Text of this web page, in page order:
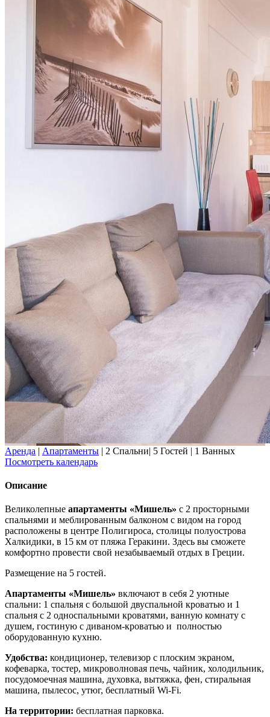
Аренда | Апартаменты | 2 Спальни| 5 Гостей | 1 Ванных
Посмотреть календарь
Описание
Великолепные апартаменты «Мишель» с 2 просторными
спальнями и меблированным балконом с видом на город
расположены в центре Полигироса, столицы полуострова
Халкидики, в 15 км от пляжа Геракини. Здесь вы сможете
комфортно провести свой незабываемый отдых в Греции.
Размещение на 5 гостей.
Апартаменты «Мишель» включают в себя 2 уютные
спальни: 1 спальня с большой двуспальной кроватью и 1
спальня с 2 односпальными кроватями, ванную комнату с
душем, гостиную с диваном-кроватью и полностью
оборудованную кухню.
Удобства: кондиционер, телевизор с плоским экраном,
кофеварка, тостер, микроволновая печь, чайник, холодильник,
посудомоечная машина, духовка, вытяжка, фен, стиральная
машина, пылесос, утюг, бесплатный Wi-Fi.
На территории: бесплатная парковка.